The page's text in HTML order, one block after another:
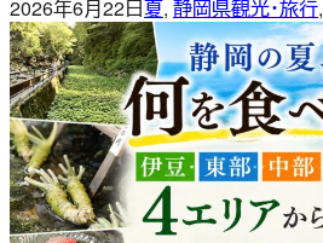
2026年6月22日夏, 静岡県観光・旅行,